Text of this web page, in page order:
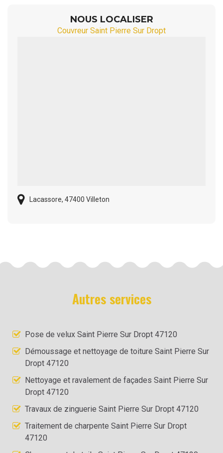
NOUS LOCALISER
Couvreur Saint Pierre Sur Dropt
Lacassore, 47400 Villeton
Autres services
Pose de velux Saint Pierre Sur Dropt 47120
Démoussage et nettoyage de toiture Saint Pierre Sur
Dropt 47120
Nettoyage et ravalement de façades Saint Pierre Sur
Dropt 47120
Travaux de zinguerie Saint Pierre Sur Dropt 47120
Traitement de charpente Saint Pierre Sur Dropt
47120